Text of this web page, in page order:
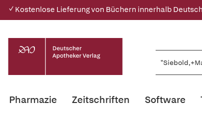
✓ Kostenlose Lieferung von Büchern innerhalb
Pharmazie Zeitschriften Software